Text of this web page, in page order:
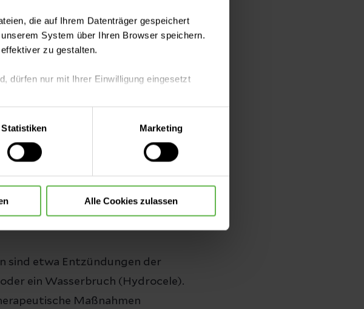
die auf Ihrem Datenträger gespeichert
System über Ihren Browser speichern.
zu gestalten.
dürfen nur mit Ihrer Einwilligung eingesetzt
eine individuelle Auswahl hinsichtlich der
akzeptieren“ in die Verwendung aller Cookies
widerrufen.
Statistiken Marketing
Alle Cookies zulassen
je früher erkannt, desto
Hoden regelmäßig abtasten.
die zweite Hand langsam
der Rest)
Bei Auffälligkeiten sollte eine
sind etwa Entzündungen der
ein Wasserbruch (Hydrocele).
Maßnahmen